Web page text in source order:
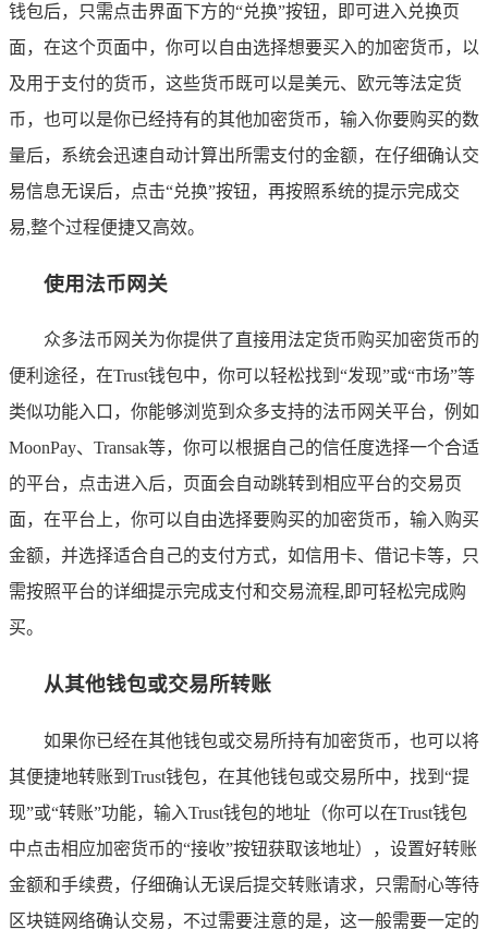
钱包后，只需点击界面下方的“兑换”按钮，即可进入兑换页
面，在这个页面中，你可以自由选择想要买入的加密货币，以
及用于支付的货币，这些货币既可以是美元、欧元等法定货
币，也可以是你已经持有的其他加密货币，输入你要购买的数
量后，系统会迅速自动计算出所需支付的金额，在仔细确认交
易信息无误后，点击“兑换”按钮，再按照系统的提示完成交
易,整个过程便捷又高效。
使用法币网关
众多法币网关为你提供了直接用法定货币购买加密货币的
便利途径，在Trust钱包中，你可以轻松找到“发现”或“市场”等
类似功能入口，你能够浏览到众多支持的法币网关平台，例如
MoonPay、Transak等，你可以根据自己的信任度选择一个合适
的平台，点击进入后，页面会自动跳转到相应平台的交易页
面，在平台上，你可以自由选择要购买的加密货币，输入购买
金额，并选择适合自己的支付方式，如信用卡、借记卡等，只
需按照平台的详细提示完成支付和交易流程,即可轻松完成购
买。
从其他钱包或交易所转账
如果你已经在其他钱包或交易所持有加密货币，也可以将
其便捷地转账到Trust钱包，在其他钱包或交易所中，找到“提
现”或“转账”功能，输入Trust钱包的地址（你可以在Trust钱包
中点击相应加密货币的“接收”按钮获取该地址），设置好转账
金额和手续费，仔细确认无误后提交转账请求，只需耐心等待
区块链网络确认交易，不过需要注意的是，这一般需要一定的